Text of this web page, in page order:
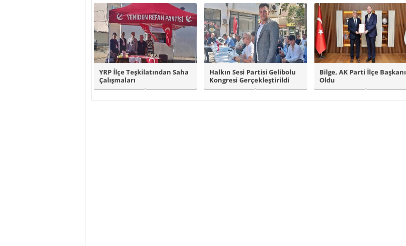
YRP İlçe Teşkilatından Saha
Çalışmaları
Halkın Sesi Partisi Gelibolu
Kongresi Gerçekleştirildi
Bilge, AK Parti İlçe Başkanı
Oldu